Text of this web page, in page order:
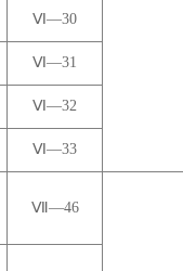
Ⅵ—30
Ⅵ—31
Ⅵ—32
Ⅵ—33
Ⅶ—46